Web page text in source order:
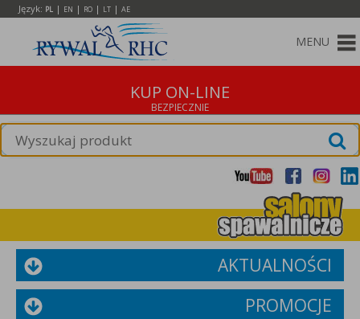
Język: PL | EN | RO | LT | AE
MENU
KUP ON-LINE
AKTUALNOŚCI
PROMOCJE